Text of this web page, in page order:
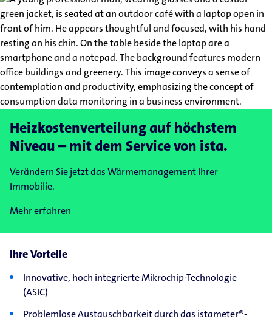
Heizkostenverteilung auf höchstem
Niveau – mit dem Service von ista.
Verändern Sie jetzt das Wärmemanagement Ihrer
Immobilie.
Mehr erfahren
Ihre Vorteile
Innovative, hoch integrierte Mikrochip-Technologie
(ASIC)
Problemlose Austauschbarkeit durch das istameter®-